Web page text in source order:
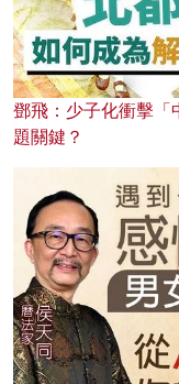
鄧飛：少子化衝擊「
題關鍵？